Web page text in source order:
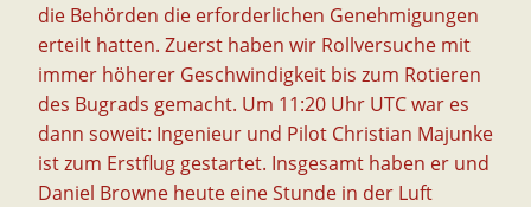
die Behörden die erforderlichen Genehmigungen
erteilt hatten. Zuerst haben wir Rollversuche mit
immer höherer Geschwindigkeit bis zum Rotieren
des Bugrads gemacht. Um 11:20 Uhr UTC war es
dann soweit: Ingenieur und Pilot Christian Majunke
ist zum Erstflug gestartet. Insgesamt haben er und
Daniel Browne heute eine Stunde in der Luft